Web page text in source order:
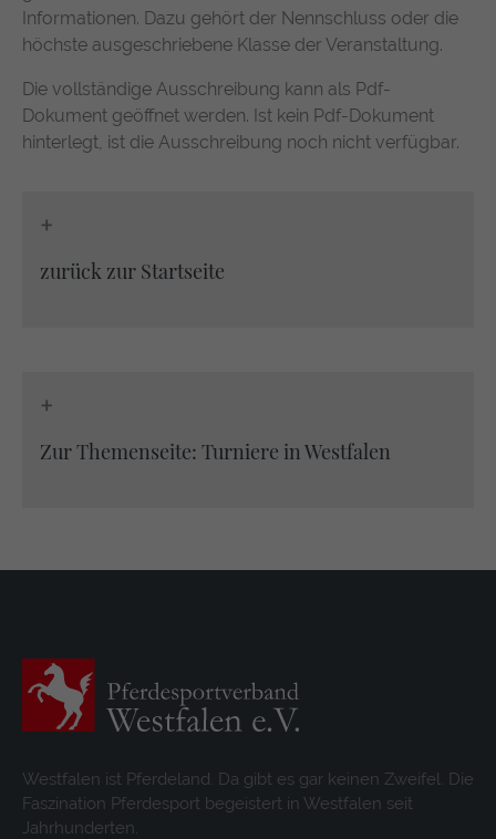
Informationen. Dazu gehört der Nennschluss oder die
höchste ausgeschriebene Klasse der Veranstaltung.
Die vollständige Ausschreibung kann als Pdf-
Dokument geöffnet werden. Ist kein Pdf-Dokument
hinterlegt, ist die Ausschreibung noch nicht verfügbar.
+
zurück zur Startseite
+
Zur Themenseite: Turniere in Westfalen
Westfalen ist Pferdeland. Da gibt es gar keinen Zweifel. Die
Faszination Pferdesport begeistert in Westfalen seit
Jahrhunderten.